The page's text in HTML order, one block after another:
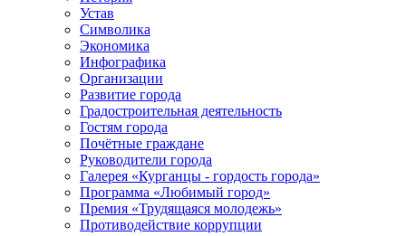
Устав
Символика
Экономика
Инфографика
Организации
Развитие города
Градостроительная деятельность
Гостям города
Почётные граждане
Руководители города
Галерея «Курганцы - гордость города»
Программа «Любимый город»
Премия «Трудящаяся молодежь»
Противодействие коррупции